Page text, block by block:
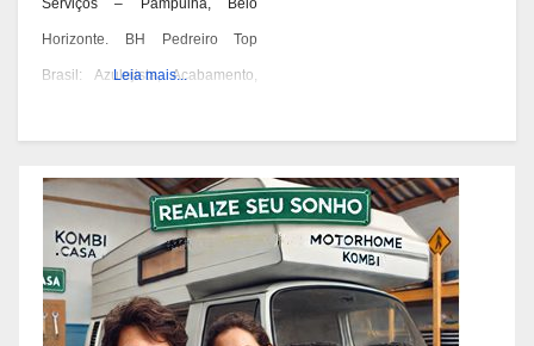
Horizonte. BH Pedreiro Top
Brasil: Azulejista, Acabamento,
Construções e OAC. Pedreiro:
Geral, Azulejista, Acabamento,
Alvenaria, Reformas,
Construções, Manutenção e
OAC! Quando você pensa em
Pedreiro, imagina aquele
Leia mais...